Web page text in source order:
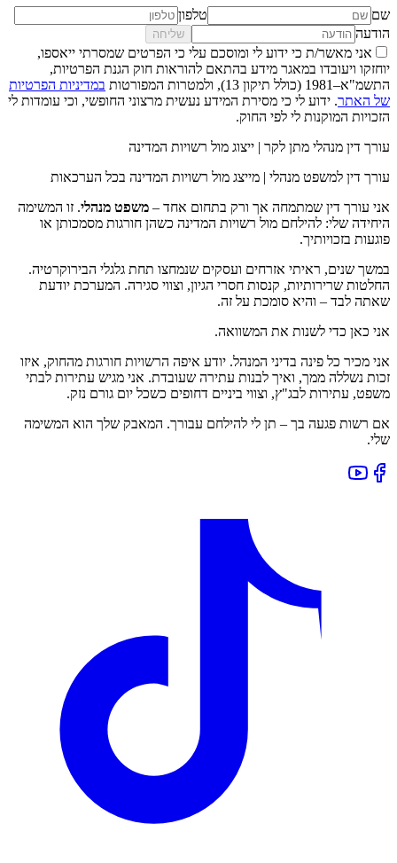
שם
טלפון
הודעה
שליחה
אני מאשר/ת כי ידוע לי ומוסכם עלי כי הפרטים שמסרתי ייאספו,
יוחזקו ויעובדו במאגר מידע בהתאם להוראות חוק הגנת הפרטיות,
התשמ"א–1981 (כולל תיקון 13), ולמטרות המפורטות
במדיניות הפרטיות
של האתר. ידוע לי כי מסירת המידע נעשית מרצוני החופשי, וכי עומדות לי
הזכויות המוקנות לי לפי החוק.
עורך דין מנהלי מתן לקר | ייצוג מול רשויות המדינה
עורך דין למשפט מנהלי | מייצג מול רשויות המדינה בכל הערכאות
אני עורך דין שמתמחה אך ורק בתחום אחד – משפט מנהלי. זו המשימה
היחידה שלי: להילחם מול רשויות המדינה כשהן חורגות מסמכותן או
פוגעות בזכויותיך.
במשך שנים, ראיתי אזרחים ועסקים שנמחצו תחת גלגלי הבירוקרטיה.
החלטות שרירותיות, קנסות חסרי הגיון, וצווי סגירה. המערכת יודעת
שאתה לבד – והיא סומכת על זה.
אני כאן כדי לשנות את המשוואה.
אני מכיר כל פינה בדיני המנהל. יודע איפה הרשויות חורגות מהחוק, איזו
זכות נשללה ממך, ואיך לבנות עתירה שעובדת. אני מגיש עתירות לבתי
משפט, עתירות לבג"ץ, וצווי ביניים דחופים כשכל יום גורם נזק.
אם רשות פגעה בך – תן לי להילחם עבורך. המאבק שלך הוא המשימה
שלי.